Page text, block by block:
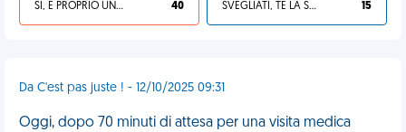
SÌ, È PROPRIO UNA VDM! 40 SVEGLIATI, TE LA SEI CERCATA! 15
Da C'est pas juste ! - 12/10/2025 09:31
Oggi, dopo 70 minuti di attesa per una visita medica